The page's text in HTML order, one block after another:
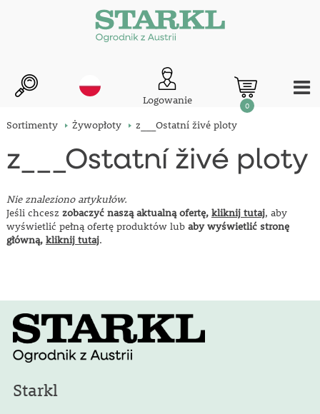
Logowanie 0
Sortimenty Żywopłoty z___Ostatní živé ploty
z___Ostatní živé ploty
Nie znaleziono artykułów.
Jeśli chcesz zobaczyć naszą aktualną ofertę, kliknij tutaj, aby
wyświetlić pełną ofertę produktów lub aby wyświetlić stronę
główną, kliknij tutaj.
Starkl